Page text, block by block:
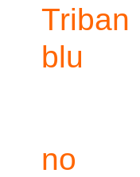
Triban
blu
no